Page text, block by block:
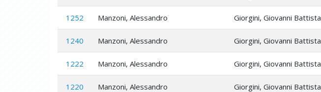
1252 Manzoni, Alessandro Giorgini, Giovanni Battista
1240 Manzoni, Alessandro Giorgini, Giovanni Battista
1222 Manzoni, Alessandro Giorgini, Giovanni Battista
1220 Manzoni, Alessandro Giorgini, Giovanni Battista